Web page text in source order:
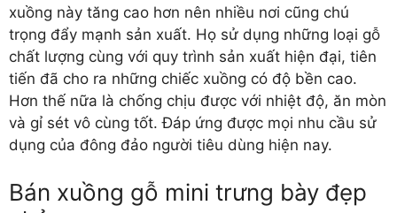
xuồng này tăng cao hơn nên nhiều nơi cũng chú
trọng đẩy mạnh sản xuất. Họ sử dụng những loại gỗ
chất lượng cùng với quy trình sản xuất hiện đại, tiên
tiến đã cho ra những chiếc xuồng có độ bền cao.
Hơn thế nữa là chống chịu được với nhiệt độ, ăn mòn
và gỉ sét vô cùng tốt. Đáp ứng được mọi nhu cầu sử
dụng của đông đảo người tiêu dùng hiện nay.
Bán xuồng gỗ mini trưng bày đẹp